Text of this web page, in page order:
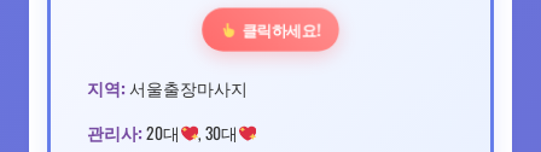
클릭하세요!
지역: 서울출장마사지
관리사: 20대 , 30대